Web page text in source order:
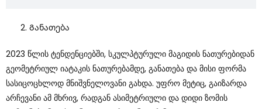
Განათება
2023 Წლის Ტენდენციებში, Სკულპტურული Მაგიდის Ნათურებიდან
Გეომეტრიულ Იატაკის Ნათურებამდე, Განათება Და Მისი Ფორმა
Სასიცოცხლოდ Მნიშვნელოვანი Გახდა. Უფრო Მეტიც, Გაიზარდა
Არჩევანი Ამ Მხრივ, Რადგან Ასიმეტრიული Და Დიდი Ზომის